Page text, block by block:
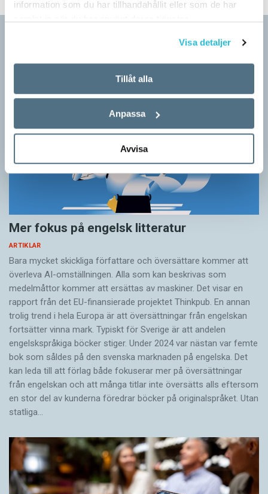
information som du har tillhandahållit eller som de har
Visa detaljer
Tillåt alla
Anpassa
Avvisa
Mer fokus på engelsk litteratur
ARTIKLAR
Bara mycket skickliga författare och översättare ­kommer att
överleva AI-omställningen. Alla som kan beskrivas som
medelmåttor kommer att ersättas av maskiner. Det visar en
rapport från det EU-finansierade projektet Thinkpub. En annan
trolig trend i hela Europa är att översättningar från engelskan
fortsätter vinna mark. Typiskt för Sverige är att andelen
engelskspråkiga böcker stiger. Under 2024 var nästan var femte
bok som såldes på den svenska marknaden på engelska. Det
kan leda till att förlag både fokuserar mer på översättningar
från engelskan och att många titlar inte översätts alls eftersom
en stor del av kunderna föredrar böcker på originalspråket. Utan
statliga…